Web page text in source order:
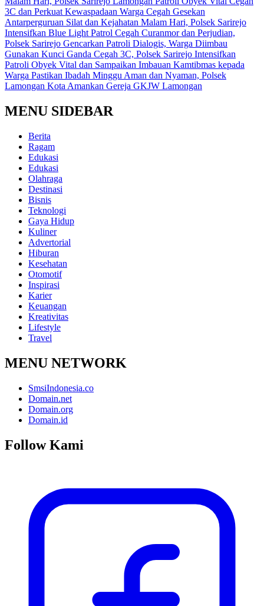
3C dan Perkuat Kewaspadaan Warga Cegah Gesekan
Antarperguruan Silat dan Kejahatan Malam Hari, Polsek Sarirejo
Intensifkan Blue Light Patrol Cegah Curanmor dan Perjudian,
Polsek Sarirejo Gencarkan Patroli Dialogis, Warga Diimbau
Gunakan Kunci Ganda Cegah 3C, Polsek Sarirejo Intensifkan
Patroli Obyek Vital dan Sampaikan Imbauan Kamtibmas kepada
Warga Pastikan Ibadah Minggu Aman dan Nyaman, Polsek
Lamongan Kota Amankan Gereja GKJW Lamongan
MENU SIDEBAR
Berita
Ragam
Edukasi
Edukasi
Olahraga
Destinasi
Bisnis
Teknologi
Gaya Hidup
Kuliner
Advertorial
Hiburan
Kesehatan
Otomotif
Inspirasi
Karier
Keuangan
Kreativitas
Lifestyle
Travel
MENU NETWORK
SmsiIndonesia.co
Domain.net
Domain.org
Domain.id
Follow Kami